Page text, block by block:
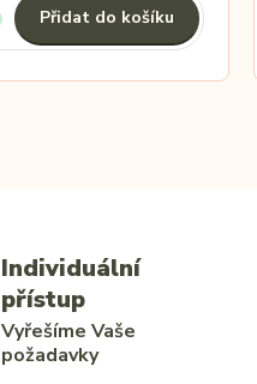
Přidat do košíku
Individuální
přístup
Vyřešíme Vaše
požadavky